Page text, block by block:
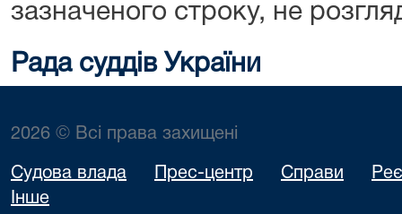
зазначеного строку, не
Рада суддів України
2026 © Всі права захищені
Судова влада Прес-центр Справи
Інше